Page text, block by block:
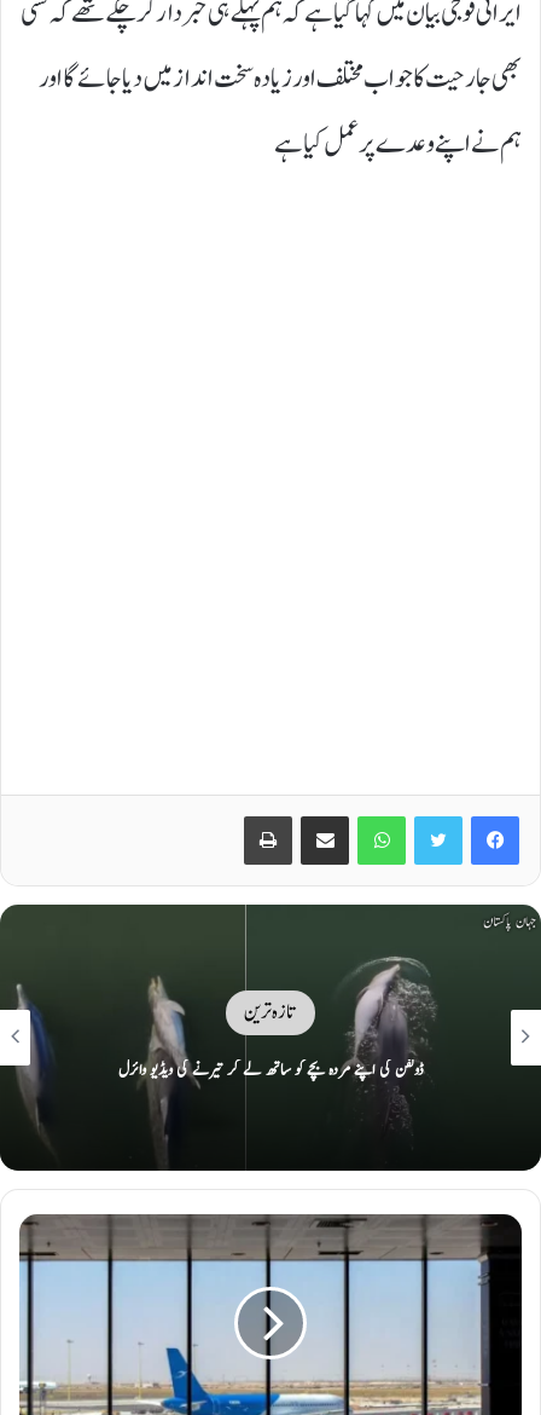
ایرانی فوجی بیان میں کہا گیا ہے کہ ہم پہلے ہی خبردار کر چکے تھے کہ کسی
بھی جارحیت کا جواب مختلف اور زیادہ سخت انداز میں دیا جائے گا اور
ہم نے اپنے وعدے پر عمل کیا ہے
Facebook
Twitter
WhatsApp
Share via Email
Print
تازہ ترین
امریکا سے اشارے ملے ہیں کہ وہ وعدوں پر پھر سے عمل کیلئے تیار ہے: ایران